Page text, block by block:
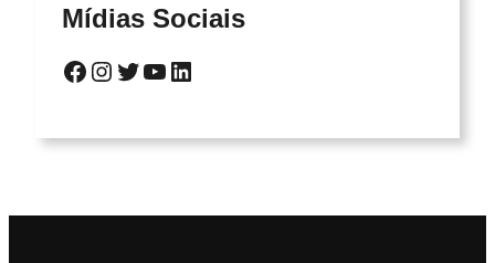
Mídias Sociais
Facebook Instagram Twitter YouTube LinkedIn